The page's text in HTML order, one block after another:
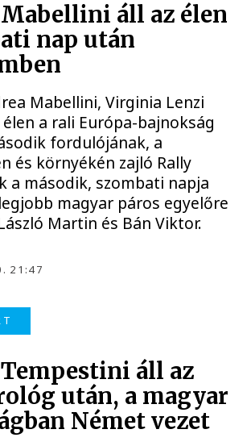
áll az élen
nap után
Mabellini, Virginia Lenzi
a rali Európa-bajnokság
fordulójának, a
és környékén zajló Rally
a második, szombati napja
magyar páros egyelőre
Martin és Bán Viktor.
21:47
áll az
után, a magyar
Német vezet